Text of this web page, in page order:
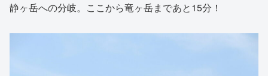
静ヶ岳への分岐。ここから竜ヶ岳まであと15分！